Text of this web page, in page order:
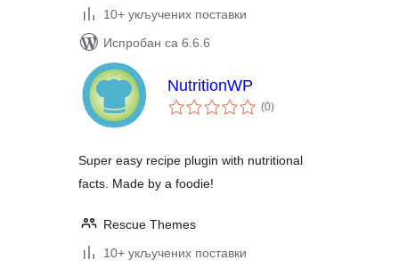
10+ укључених поставки
Испробан са 6.6.6
NutritionWP
(0укупних
оцена
)
Super easy recipe plugin with nutritional
facts. Made by a foodie!
Rescue Themes
10+ укључених поставки